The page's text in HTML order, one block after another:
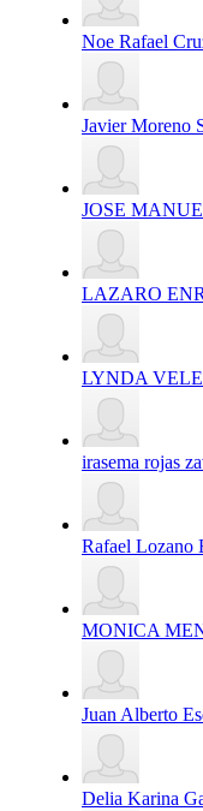
Noe Rafael
Javier Moreno
JOSE
LAZARO
LYNDA
irasema rojas
Rafael Lozano
MONICA
Juan Alberto
Delia Karina